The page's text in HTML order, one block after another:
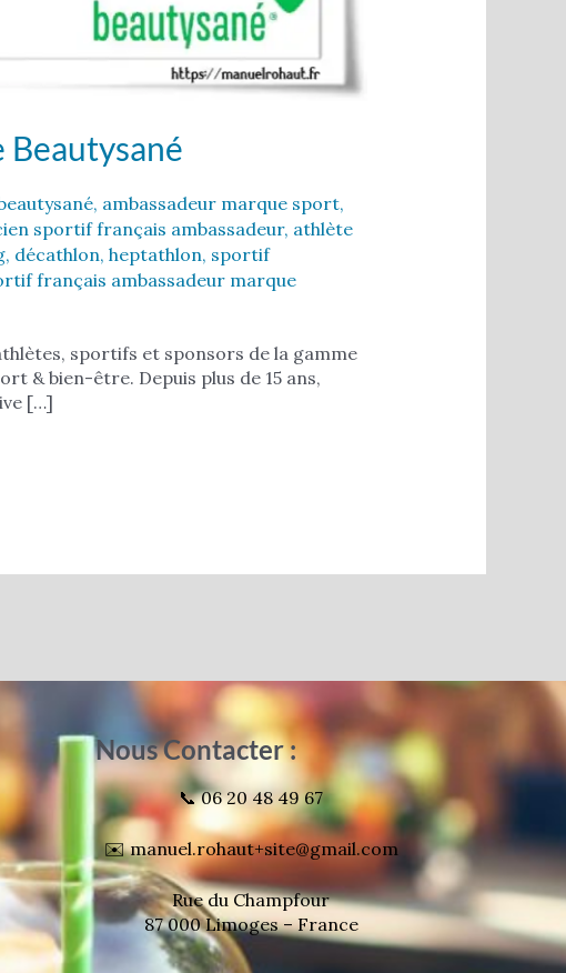
Beautysané
, ambassadeur marque sport,
sportif français ambassadeur, athlète
, décathlon, heptathlon, sportif
français ambassadeur marque
sportifs et sponsors de la gamme
& bien-être. Depuis plus de 15 ans,
[…]
Nous Contacter :
📞 06 20 48 49 67
✉️ manuel.rohaut+site@gmail.com
Rue du Champfour
87 000 Limoges – France